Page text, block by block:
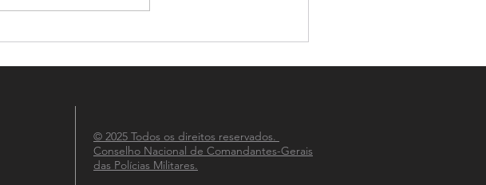
© 2025 Todos os direitos reservados.
Conselho Nacional de Comandantes-Gerais
das Polícias Militares.